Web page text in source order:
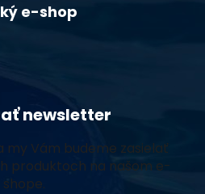
e-shop
newsletter
my Vám budeme zasielať
produktoch na našom e-
shope.